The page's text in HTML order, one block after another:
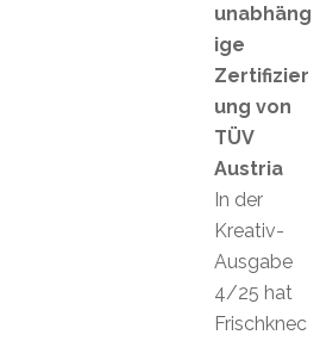
unabhäng
ige
Zertifizier
ung von
TÜV
Austria
In der
Kreativ-
Ausgabe
4/25 hat
Frischknec